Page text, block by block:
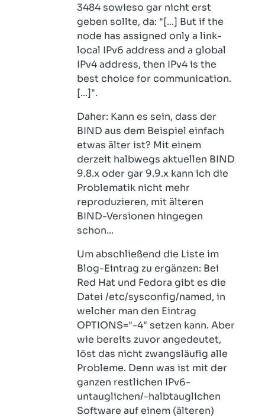
3484 sowieso gar nicht erst
geben sollte, da: "[...] But if the
node has assigned only a link-
local IPv6 address and a global
IPv4 address, then IPv4 is the
best choice for communication.
[...]".
Daher: Kann es sein, dass der
BIND aus dem Beispiel einfach
etwas älter ist? Mit einem
derzeit halbwegs aktuellen BIND
9.8.x oder gar 9.9.x kann ich die
Problematik nicht mehr
reproduzieren, mit älteren
BIND-Versionen hingegen
schon...
Um abschließend die Liste im
Blog-Eintrag zu ergänzen: Bei
Red Hat und Fedora gibt es die
Datei /etc/sysconfig/named, in
welcher man den Eintrag
OPTIONS="-4" setzen kann. Aber
wie bereits zuvor angedeutet,
löst das nicht zwangsläufig alle
Probleme. Denn was ist mit der
ganzen restlichen IPv6-
untauglichen/-halbtauglichen
Software auf einem (älteren)